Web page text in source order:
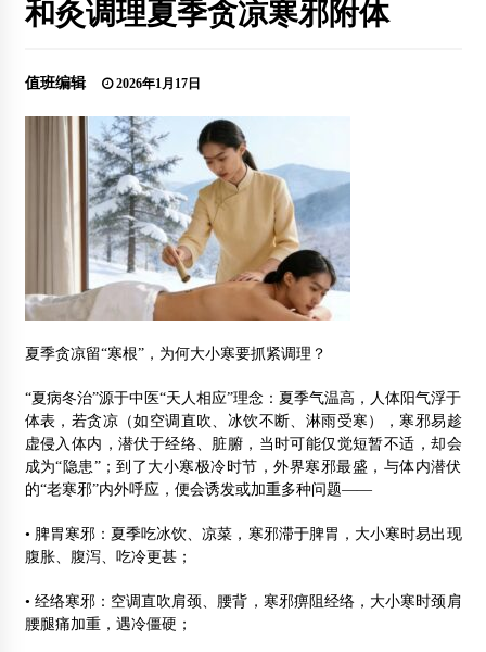
和灸调理夏季贪凉寒邪附体
值班编辑 2026年1月17日
夏季贪凉留“寒根”，为何大小寒要抓紧调理？
“夏病冬治”源于中医“天人相应”理念：夏季气温高，人体阳气浮于
体表，若贪凉（如空调直吹、冰饮不断、淋雨受寒），寒邪易趁
虚侵入体内，潜伏于经络、脏腑，当时可能仅觉短暂不适，却会
成为“隐患”；到了大小寒极冷时节，外界寒邪最盛，与体内潜伏
的“老寒邪”内外呼应，便会诱发或加重多种问题——
• 脾胃寒邪：夏季吃冰饮、凉菜，寒邪滞于脾胃，大小寒时易出现
腹胀、腹泻、吃冷更甚；
• 经络寒邪：空调直吹肩颈、腰背，寒邪痹阻经络，大小寒时颈肩
腰腿痛加重，遇冷僵硬；